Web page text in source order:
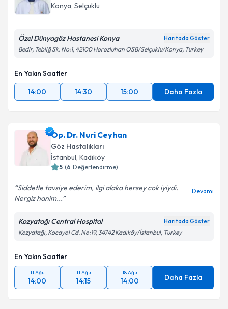
Konya, Selçuklu
Özel Dünyagöz Hastanesi Konya Haritada Göster
Bedir, Tebliğ Sk. No:1, 42100 Horozluhan OSB/Selçuklu/Konya, Turkey
En Yakın Saatler
14:00
14:30 15:00 Daha Fazla
Op. Dr. Nuri Ceyhan
Göz Hastalıkları
İstanbul, Kadıköy
5 (6 Değerlendirme)
Siddetle tavsiye ederim, ilgi alaka hersey cok iyiydi.
Nergiz hanim...
Devamı
Kozyatağı Central Hospital Haritada Göster
Kozyatağı, Kocayol Cd. No:19, 34742 Kadıköy/İstanbul, Turkey
En Yakın Saatler
11 Ağu
14:00
11 Ağu
14:15
18 Ağu
14:00 Daha Fazla